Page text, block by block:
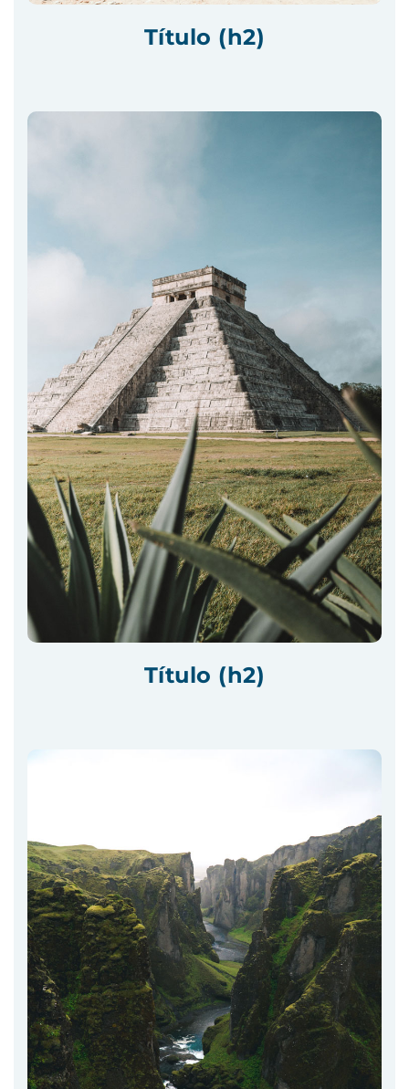
Título (h2)
Título (h2)